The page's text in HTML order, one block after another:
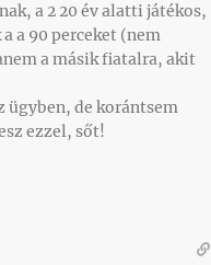
a 2 20 év alatti játékos,
a 90 perceket (nem
a másik fiatalra, akit
ügyben, de korántsem
ezzel, sőt!